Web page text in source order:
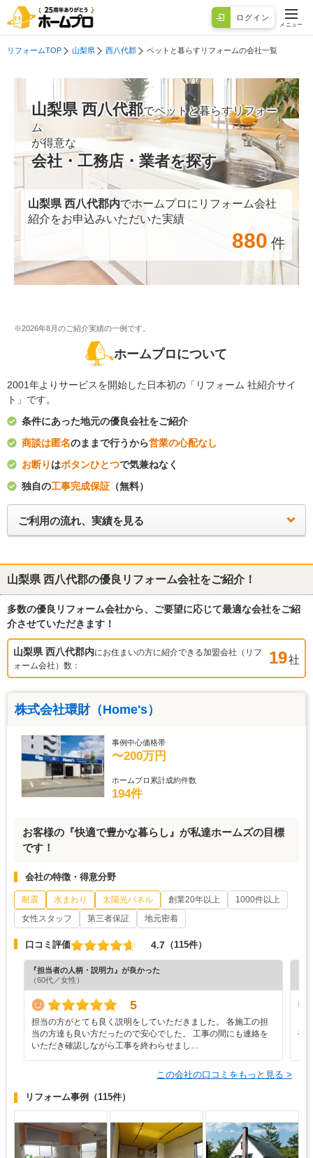
ログイン
メニュー
リフォームTOP 山梨県 西八代郡 ペットと暮らすリフォームの会社一覧
山梨県 西八代郡でペットと暮らすリフォー
ム
が得意な
会社・工務店・業者を探す
山梨県 西八代郡内でホームプロにリフォーム会社
紹介をお申込みいただいた実績
880 件
※2026年8月のご紹介実績の一例です。
ホームプロについて
2001年よりサービスを開始した日本初の「リフォーム 社紹介サイ
ト」です。
条件にあった地元の優良会社をご紹介
商談は匿名のままで行うから営業の心配なし
お断り はボタンひとつで気兼ねなく
独自の工事完成保証 （無料）
ご利用の流れ、実績を見る
山梨県 西八代郡の優良リフォーム会社をご紹介！
多数の優良リフォーム会社から、ご要望に応じて最適な会社をご紹
介させていただきます！
山梨県 西八代郡内にお住まいの方に紹介できる加盟会社（リフ
ォーム会社）数：
19社
株式会社環財（Home's）
事例中心価格帯
〜200万円
ホームプロ累計成約件数
194件
お客様の『快適で豊かな暮らし』が私達ホームズの目標
です！
会社の特徴・得意分野
耐震 水まわり 太陽光パネル 創業20年以上
1000件以上
女性スタッフ
第三者保証 地元密着
口コミ評価 4.7 （115件）
『担当者の人柄・説明力』が良かった
（60代／女性）
5
担当の方がとても良く説明をしていただきました。 各施工の担
当の方達も良い方だったので安心でした。 工事の間にも連絡を
いただき確認しながら工事を終わらせまし…
や
この会社の口コミをもっと見る >
リフォーム事例 （115件）